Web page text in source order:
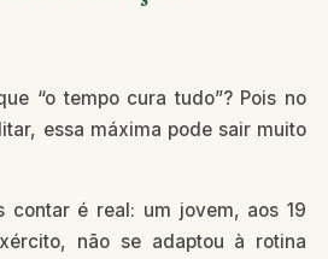
“o tempo cura tudo”? Pois no
essa máxima pode sair muito
contar é real: um jovem, aos 19
não se adaptou à rotina